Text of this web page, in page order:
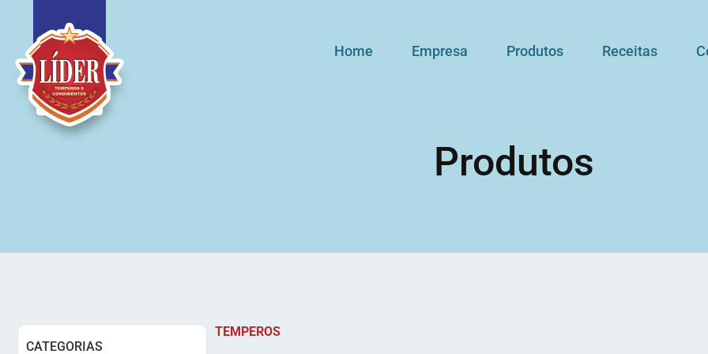
Home Empresa Produtos Receitas
Produtos
CATEGORIAS
TEMPEROS